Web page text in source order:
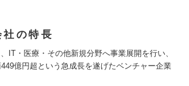
の特長
IT・医療・その他新規分野へ事業展開を行い、
億円超という急成長を遂げたベンチャー企業